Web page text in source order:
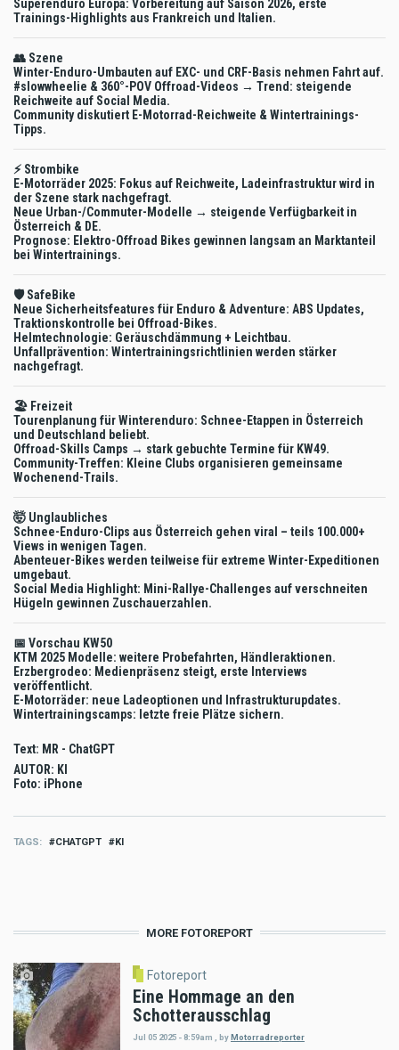
Superenduro Europa: Vorbereitung auf Saison 2026, erste
Trainings-Highlights aus Frankreich und Italien.
👥 Szene
Winter-Enduro-Umbauten auf EXC- und CRF-Basis nehmen Fahrt auf.
#slowwheelie & 360°-POV Offroad-Videos → Trend: steigende
Reichweite auf Social Media.
Community diskutiert E-Motorrad-Reichweite & Wintertrainings-
Tipps.
⚡ Strombike
E-Motorräder 2025: Fokus auf Reichweite, Ladeinfrastruktur wird in
der Szene stark nachgefragt.
Neue Urban-/Commuter-Modelle → steigende Verfügbarkeit in
Österreich & DE.
Prognose: Elektro-Offroad Bikes gewinnen langsam an Marktanteil
bei Wintertrainings.
🛡️ SafeBike
Neue Sicherheitsfeatures für Enduro & Adventure: ABS Updates,
Traktionskontrolle bei Offroad-Bikes.
Helmtechnologie: Geräuschdämmung + Leichtbau.
Unfallprävention: Wintertrainingsrichtlinien werden stärker
nachgefragt.
🏖️ Freizeit
Tourenplanung für Winterenduro: Schnee-Etappen in Österreich
und Deutschland beliebt.
Offroad-Skills Camps → stark gebuchte Termine für KW49.
Community-Treffen: Kleine Clubs organisieren gemeinsame
Wochenend-Trails.
🤯 Unglaubliches
Schnee-Enduro-Clips aus Österreich gehen viral – teils 100.000+
Views in wenigen Tagen.
Abenteuer-Bikes werden teilweise für extreme Winter-Expeditionen
umgebaut.
Social Media Highlight: Mini-Rallye-Challenges auf verschneiten
Hügeln gewinnen Zuschauerzahlen.
📅 Vorschau KW50
KTM 2025 Modelle: weitere Probefahrten, Händleraktionen.
Erzbergrodeo: Medienpräsenz steigt, erste Interviews
veröffentlicht.
E-Motorräder: neue Ladeoptionen und Infrastrukturupdates.
Wintertrainingscamps: letzte freie Plätze sichern.
Text: MR - ChatGPT
AUTOR: KI
Foto: iPhone
TAGS CHATGPT KI
MORE FOTOREPORT
Fotoreport
Eine Hommage an den
Schotterausschlag
Jul 05 2025 - 8:59am , by Motorradreporter